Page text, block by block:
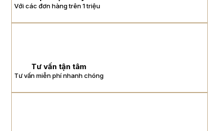
Với các đơn hàng trên 1 triệu
Tư vấn tận tâm
Tư vấn miễn phí nhanh chóng